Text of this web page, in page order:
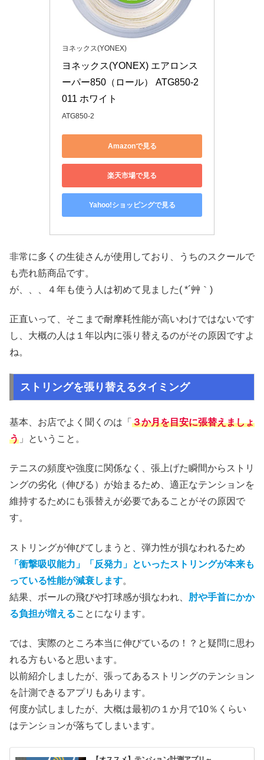
ヨネックス(YONEX)
ヨネックス(YONEX) エアロンス
ーパー850（ロール） ATG850-2
011 ホワイト
ATG850-2
Amazonで見る
楽天市場で見る
Yahoo!ショッピングで見る
非常に多くの生徒さんが使用しており、うちのスクールで
も売れ筋商品です。
が、、、４年も使う人は初めて見ました( *´艸｀)
正直いって、そこまで耐摩耗性能が高いわけではないです
し、大概の人は１年以内に張り替えるのがその原因ですよ
ね。
ストリングを張り替えるタイミング
基本、お店でよく聞くのは「 ３か月を目安に張替えましょ
う 」ということ。
テニスの頻度や強度に関係なく、張上げた瞬間からストリ
ングの劣化（伸びる）が始まるため、適正なテンションを
維持するためにも張替えが必要であることがその原因で
す。
ストリングが伸びてしまうと、弾力性が損なわれるため
「衝撃吸収能力」「反発力」といったストリングが本来も
っている性能が減衰します。
結果、ボールの飛びや打球感が損なわれ、 肘や手首にかか
る負担が増えることになります。
では、実際のところ本当に伸びているの！？と疑問に思わ
れる方もいると思います。
以前紹介しましたが、張ってあるストリングのテンション
を計測できるアプリもあります。
何度か試しましたが、大概は最初の１か月で10％くらい
はテンションが落ちてしまいます。